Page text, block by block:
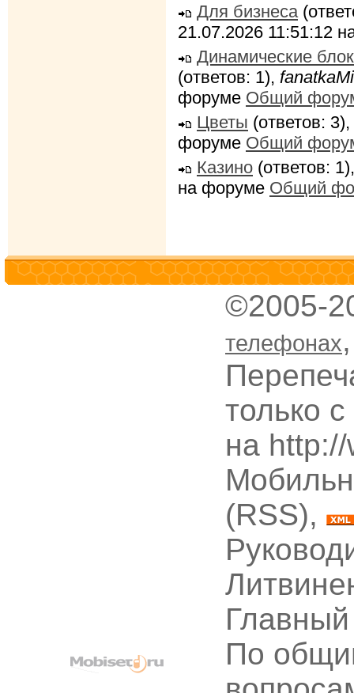
Для бизнеса
21.07.2026 11:51:12
Динамические
(ответов: 1),
форуме Общий
Цветы (ответов: 3),
форуме Общий
Казино (ответов:
на форуме Общий
©2005-
телефонах
только
на
(RSS),
По